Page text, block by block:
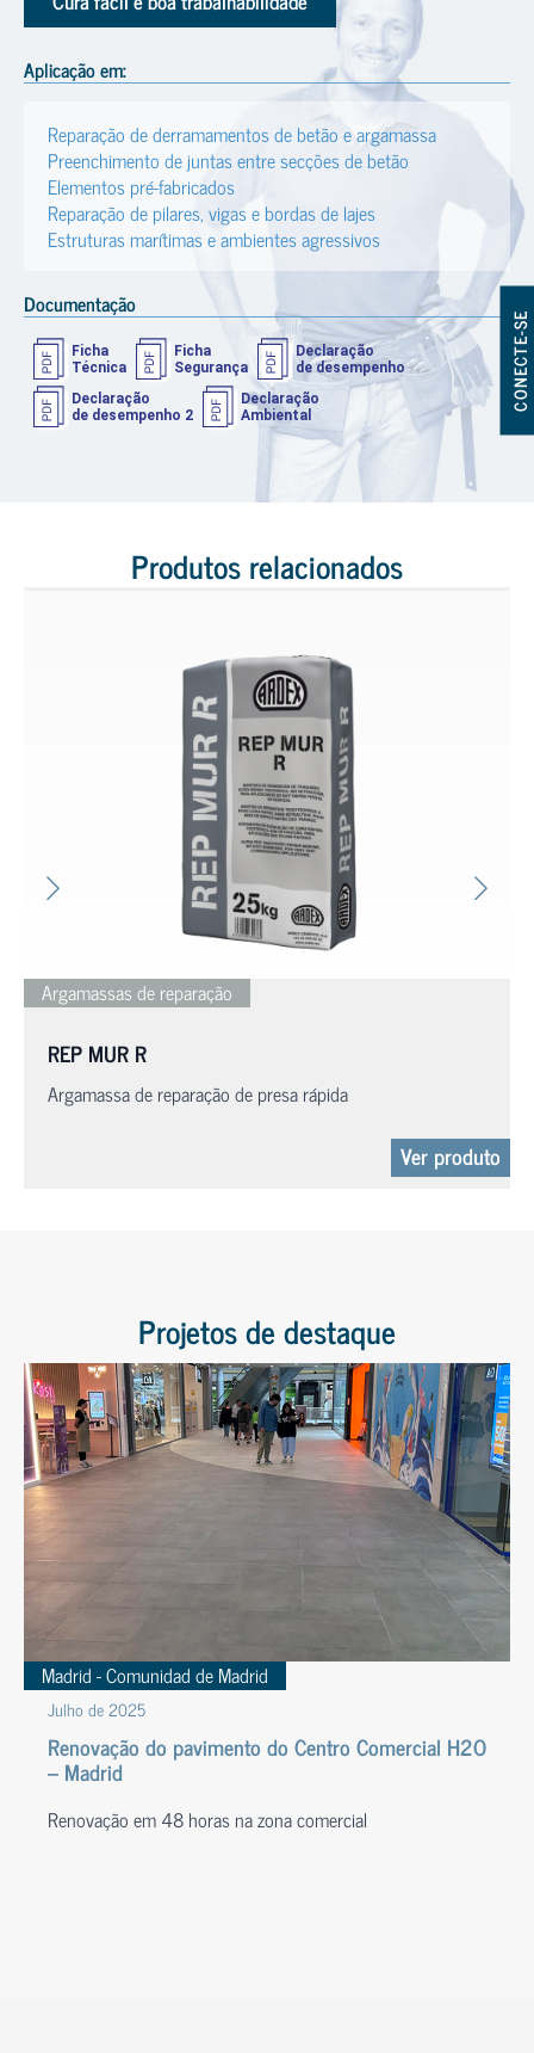
Aplicação em:
Reparação de derramamentos de betão e argamassa
Preenchimento de juntas entre secções de betão
Elementos pré-fabricados
Reparação de pilares, vigas e bordas de lajes
Estruturas marítimas e ambientes agressivos
Documentação
Ficha
Técnica
Ficha
Segurança
Declaração
de desempenho
Declaração
de desempenho 2
Declaração
Ambiental
Produtos relacionados
Argamassas de reparação
REP MUR R
Argamassa de reparação de presa rápida
Ver produto
Projetos de destaque
Madrid - Comunidad de Madrid
Julho de 2025
Renovação do pavimento do Centro Comercial H2O
– Madrid
Renovação em 48 horas na zona comercial
CONECTE-SE